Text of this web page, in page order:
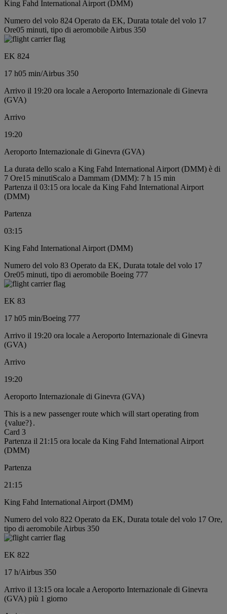
King Fahd International Airport (DMM)
Numero del volo 824 Operato da EK, Durata totale del volo 17
Ore05 minuti, tipo di aeromobile Airbus 350
EK 824
17 h05 min/Airbus 350
Arrivo il 19:20 ora locale a Aeroporto Internazionale di Ginevra
(GVA)
Arrivo
19:20
Aeroporto Internazionale di Ginevra (GVA)
La durata dello scalo a King Fahd International Airport (DMM) è di
7 Ore15 minutiScalo a Dammam (DMM): 7 h 15 min
Partenza il 03:15 ora locale da King Fahd International Airport
(DMM)
Partenza
03:15
King Fahd International Airport (DMM)
Numero del volo 83 Operato da EK, Durata totale del volo 17
Ore05 minuti, tipo di aeromobile Boeing 777
EK 83
17 h05 min/Boeing 777
Arrivo il 19:20 ora locale a Aeroporto Internazionale di Ginevra
(GVA)
Arrivo
19:20
Aeroporto Internazionale di Ginevra (GVA)
This is a new passenger route which will start operating from
{value?}.
Card 3
Partenza il 21:15 ora locale da King Fahd International Airport
(DMM)
Partenza
21:15
King Fahd International Airport (DMM)
Numero del volo 822 Operato da EK, Durata totale del volo 17 Ore,
tipo di aeromobile Airbus 350
EK 822
17 h/Airbus 350
Arrivo il 13:15 ora locale a Aeroporto Internazionale di Ginevra
(GVA) più 1 giorno